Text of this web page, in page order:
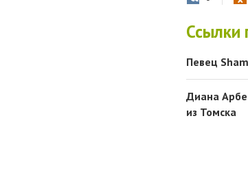
Ссылки
Певец
Диана
из Томска